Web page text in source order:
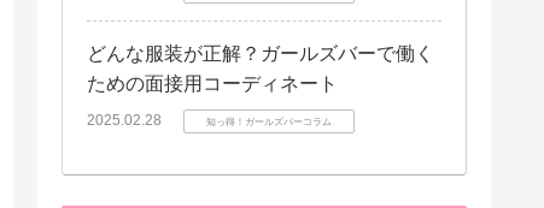
どんな服装が正解？ガールズバーで働く
ための面接用コーディネート
2025.02.28 知っ得！ガールズバーコラム